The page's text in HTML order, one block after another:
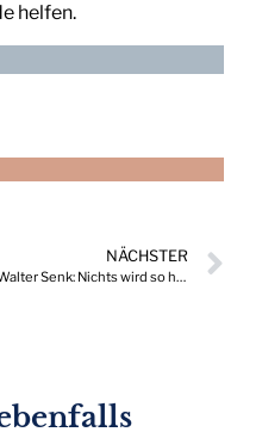
helfen.
NÄCHSTER
Walter Senk: Nichts wird so heiß gegessen, wie es gekocht wird